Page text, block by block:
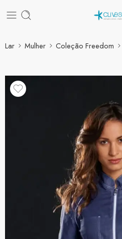
Lar Mulher Coleção Freedom